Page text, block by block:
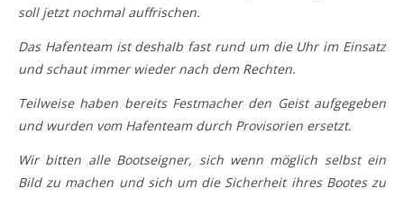
soll jetzt nochmal auffrischen.
Das Hafenteam ist deshalb fast rund um die Uhr im Einsatz
und schaut immer wieder nach dem Rechten.
Teilweise haben bereits Festmacher den Geist aufgegeben
und wurden vom Hafenteam durch Provisorien ersetzt.
Wir bitten alle Bootseigner, sich wenn möglich selbst ein
Bild zu machen und sich um die Sicherheit ihres Bootes zu